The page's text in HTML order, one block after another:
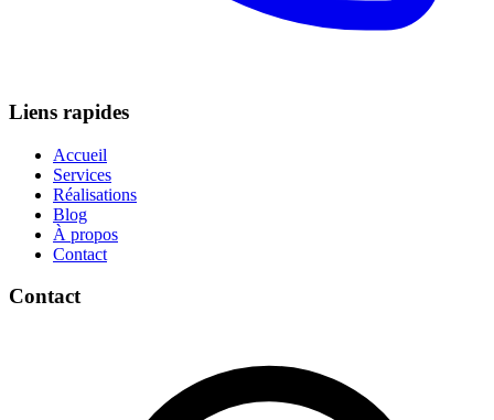
Liens rapides
Accueil
Services
Réalisations
Blog
À propos
Contact
Contact